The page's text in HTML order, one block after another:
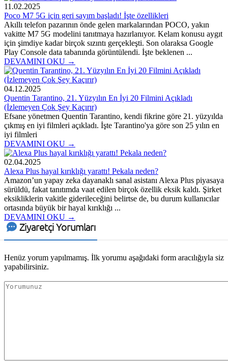
11.02.2025
Poco M7 5G için geri sayım başladı! İşte özellikleri
Akıllı telefon pazarının önde gelen markalarından POCO, yakın
vakitte M7 5G modelini tanıtmaya hazırlanıyor. Kelam konusu aygıt
için şimdiye kadar birçok sızıntı gerçekleşti. Son olaraksa Google
Play Console data tabanında görüntülendi. İşte beklenen ...
DEVAMINI OKU →
04.12.2025
Quentin Tarantino, 21. Yüzyılın En İyi 20 Filmini Açıkladı
(İzlemeyen Çok Şey Kaçırır)
Efsane yönetmen Quentin Tarantino, kendi fikrine göre 21. yüzyılda
çıkmış en iyi filmleri açıkladı. İşte Tarantino'ya göre son 25 yılın en
iyi filmleri
DEVAMINI OKU →
02.04.2025
Alexa Plus hayal kırıklığı yarattı! Pekala neden?
Amazon’un yapay zeka dayanaklı sanal asistanı Alexa Plus piyasaya
sürüldü, fakat tanıtımda vaat edilen birçok özellik eksik kaldı. Şirket
eksikliklerin vakitle giderileceğini belirtse de, bu durum kullanıcılar
ortasında büyük bir hayal kırıklığı ...
DEVAMINI OKU →
Ziyaretçi Yorumları
Henüz yorum yapılmamış. İlk yorumu aşağıdaki form aracılığıyla siz
yapabilirsiniz.